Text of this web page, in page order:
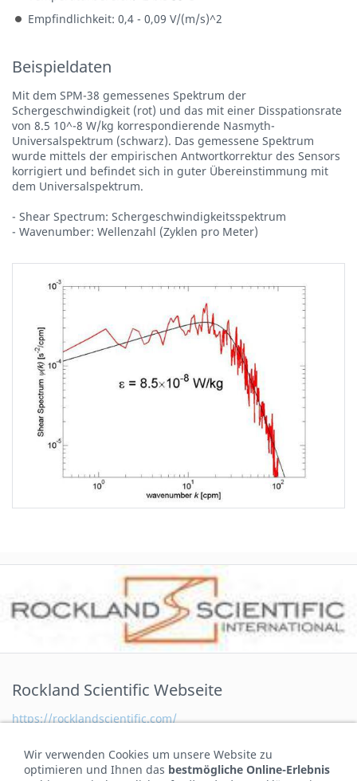
Empfindlichkeit: 0,4 - 0,09 V/(m/s)^2
Beispieldaten
Mit dem SPM-38 gemessenes Spektrum der
Schergeschwindigkeit (rot) und das mit einer Disspationsrate
von 8.5 10^-8 W/kg korrespondierende Nasmyth-
Universalspektrum (schwarz). Das gemessene Spektrum
wurde mittels der empirischen Antwortkorrektur des Sensors
korrigiert und befindet sich in guter Übereinstimmung mit
dem Universalspektrum.
- Shear Spectrum: Schergeschwindigkeitsspektrum
- Wavenumber: Wellenzahl (Zyklen pro Meter)
Rockland Scientific Webseite
https://rocklandscientific.com/
Kontakt
Wir verwenden Cookies um unsere Website zu
optimieren und Ihnen das bestmögliche Online-Erlebnis